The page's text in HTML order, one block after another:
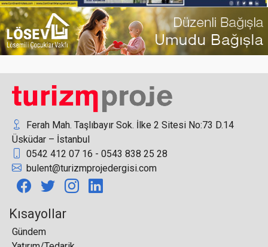
yüzlerce firmanın yarattığı güçlü ticari hacimle
Phil Kenyon Putting Stüdyosu, Gloria Golf Club’da
Hizmete Girdi
Ferah Mah. Taşlıbayır Sok. İlke 2 Sitesi No:73 D.14
Üsküdar – İstanbul
0542 412 07 16 - 0543 838 25 28
bulent@turizmprojedergisi.com
Kısayollar
Gündem